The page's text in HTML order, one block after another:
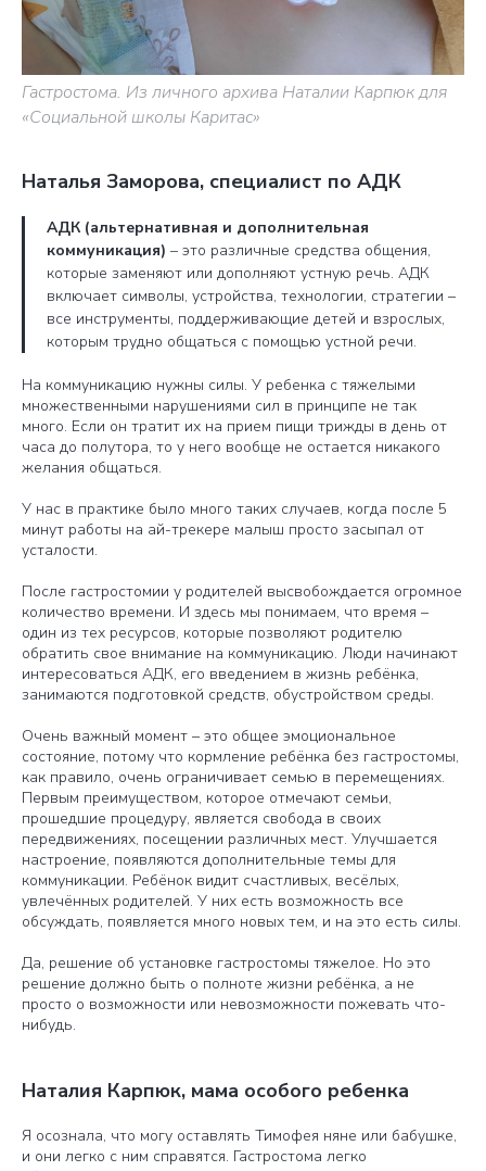
Гастростома. Из личного архива Наталии Карпюк для
«Социальной школы Каритас»
Наталья Заморова, специалист по АДК
АДК (альтернативная и дополнительная
коммуникация) – это различные средства общения,
которые заменяют или дополняют устную речь. АДК
включает символы, устройства, технологии, стратегии –
все инструменты, поддерживающие детей и взрослых,
которым трудно общаться с помощью устной речи.
На коммуникацию нужны силы. У ребенка с тяжелыми
множественными нарушениями сил в принципе не так
много. Если он тратит их на прием пищи трижды в день от
часа до полутора, то у него вообще не остается никакого
желания общаться.
У нас в практике было много таких случаев, когда после 5
минут работы на ай-трекере малыш просто засыпал от
усталости.
После гастростомии у родителей высвобождается огромное
количество времени. И здесь мы понимаем, что время –
один из тех ресурсов, которые позволяют родителю
обратить свое внимание на коммуникацию. Люди начинают
интересоваться АДК, его введением в жизнь ребёнка,
занимаются подготовкой средств, обустройством среды.
Очень важный момент – это общее эмоциональное
состояние, потому что кормление ребёнка без гастростомы,
как правило, очень ограничивает семью в перемещениях.
Первым преимуществом, которое отмечают семьи,
прошедшие процедуру, является свобода в своих
передвижениях, посещении различных мест. Улучшается
настроение, появляются дополнительные темы для
коммуникации. Ребёнок видит счастливых, весёлых,
увлечённых родителей. У них есть возможность все
обсуждать, появляется много новых тем, и на это есть силы.
Да, решение об установке гастростомы тяжелое. Но это
решение должно быть о полноте жизни ребёнка, а не
просто о возможности или невозможности пожевать что-
нибудь.
Наталия Карпюк, мама особого ребенка
Я осознала, что могу оставлять Тимофея няне или бабушке,
и они легко с ним справятся. Гастростома легко